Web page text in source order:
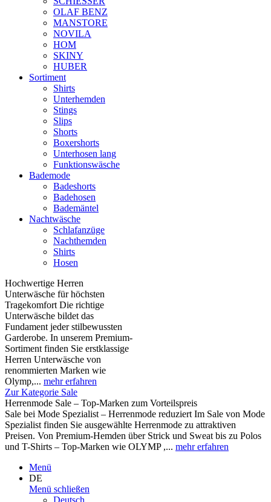
OLAF BENZ
MANSTORE
NOVILA
HOM
SKINY
HUBER
Sortiment
Shirts
Unterhemden
Stings
Slips
Shorts
Boxershorts
Unterhosen lang
Funktionswäsche
Bademode
Badeshorts
Badehosen
Bademäntel
Nachtwäsche
Schlafanzüge
Nachthemden
Shirts
Hosen
Hochwertige Herren
Unterwäsche für höchsten
Tragekomfort Die richtige
Unterwäsche bildet das
Fundament jeder stilbewussten
Garderobe. In unserem Premium-
Sortiment finden Sie erstklassige
Herren Unterwäsche von
renommierten Marken wie
Olymp,... mehr erfahren
Zur Kategorie Sale
Herrenmode Sale – Top-Marken zum Vorteilspreis
Sale bei Mode Spezialist – Herrenmode reduziert Im Sale von Mode
Spezialist finden Sie ausgewählte Herrenmode zu attraktiven
Preisen. Von Premium-Hemden über Strick und Sweat bis zu Polos
und T-Shirts – Top-Marken wie OLYMP ,... mehr erfahren
Menü
DE
Menü schließen
Deutsch